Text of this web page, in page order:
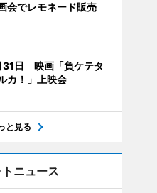
会でレモネード販売
31日 映画「負ケテタ
カ！」上映会
と見る
ニュース